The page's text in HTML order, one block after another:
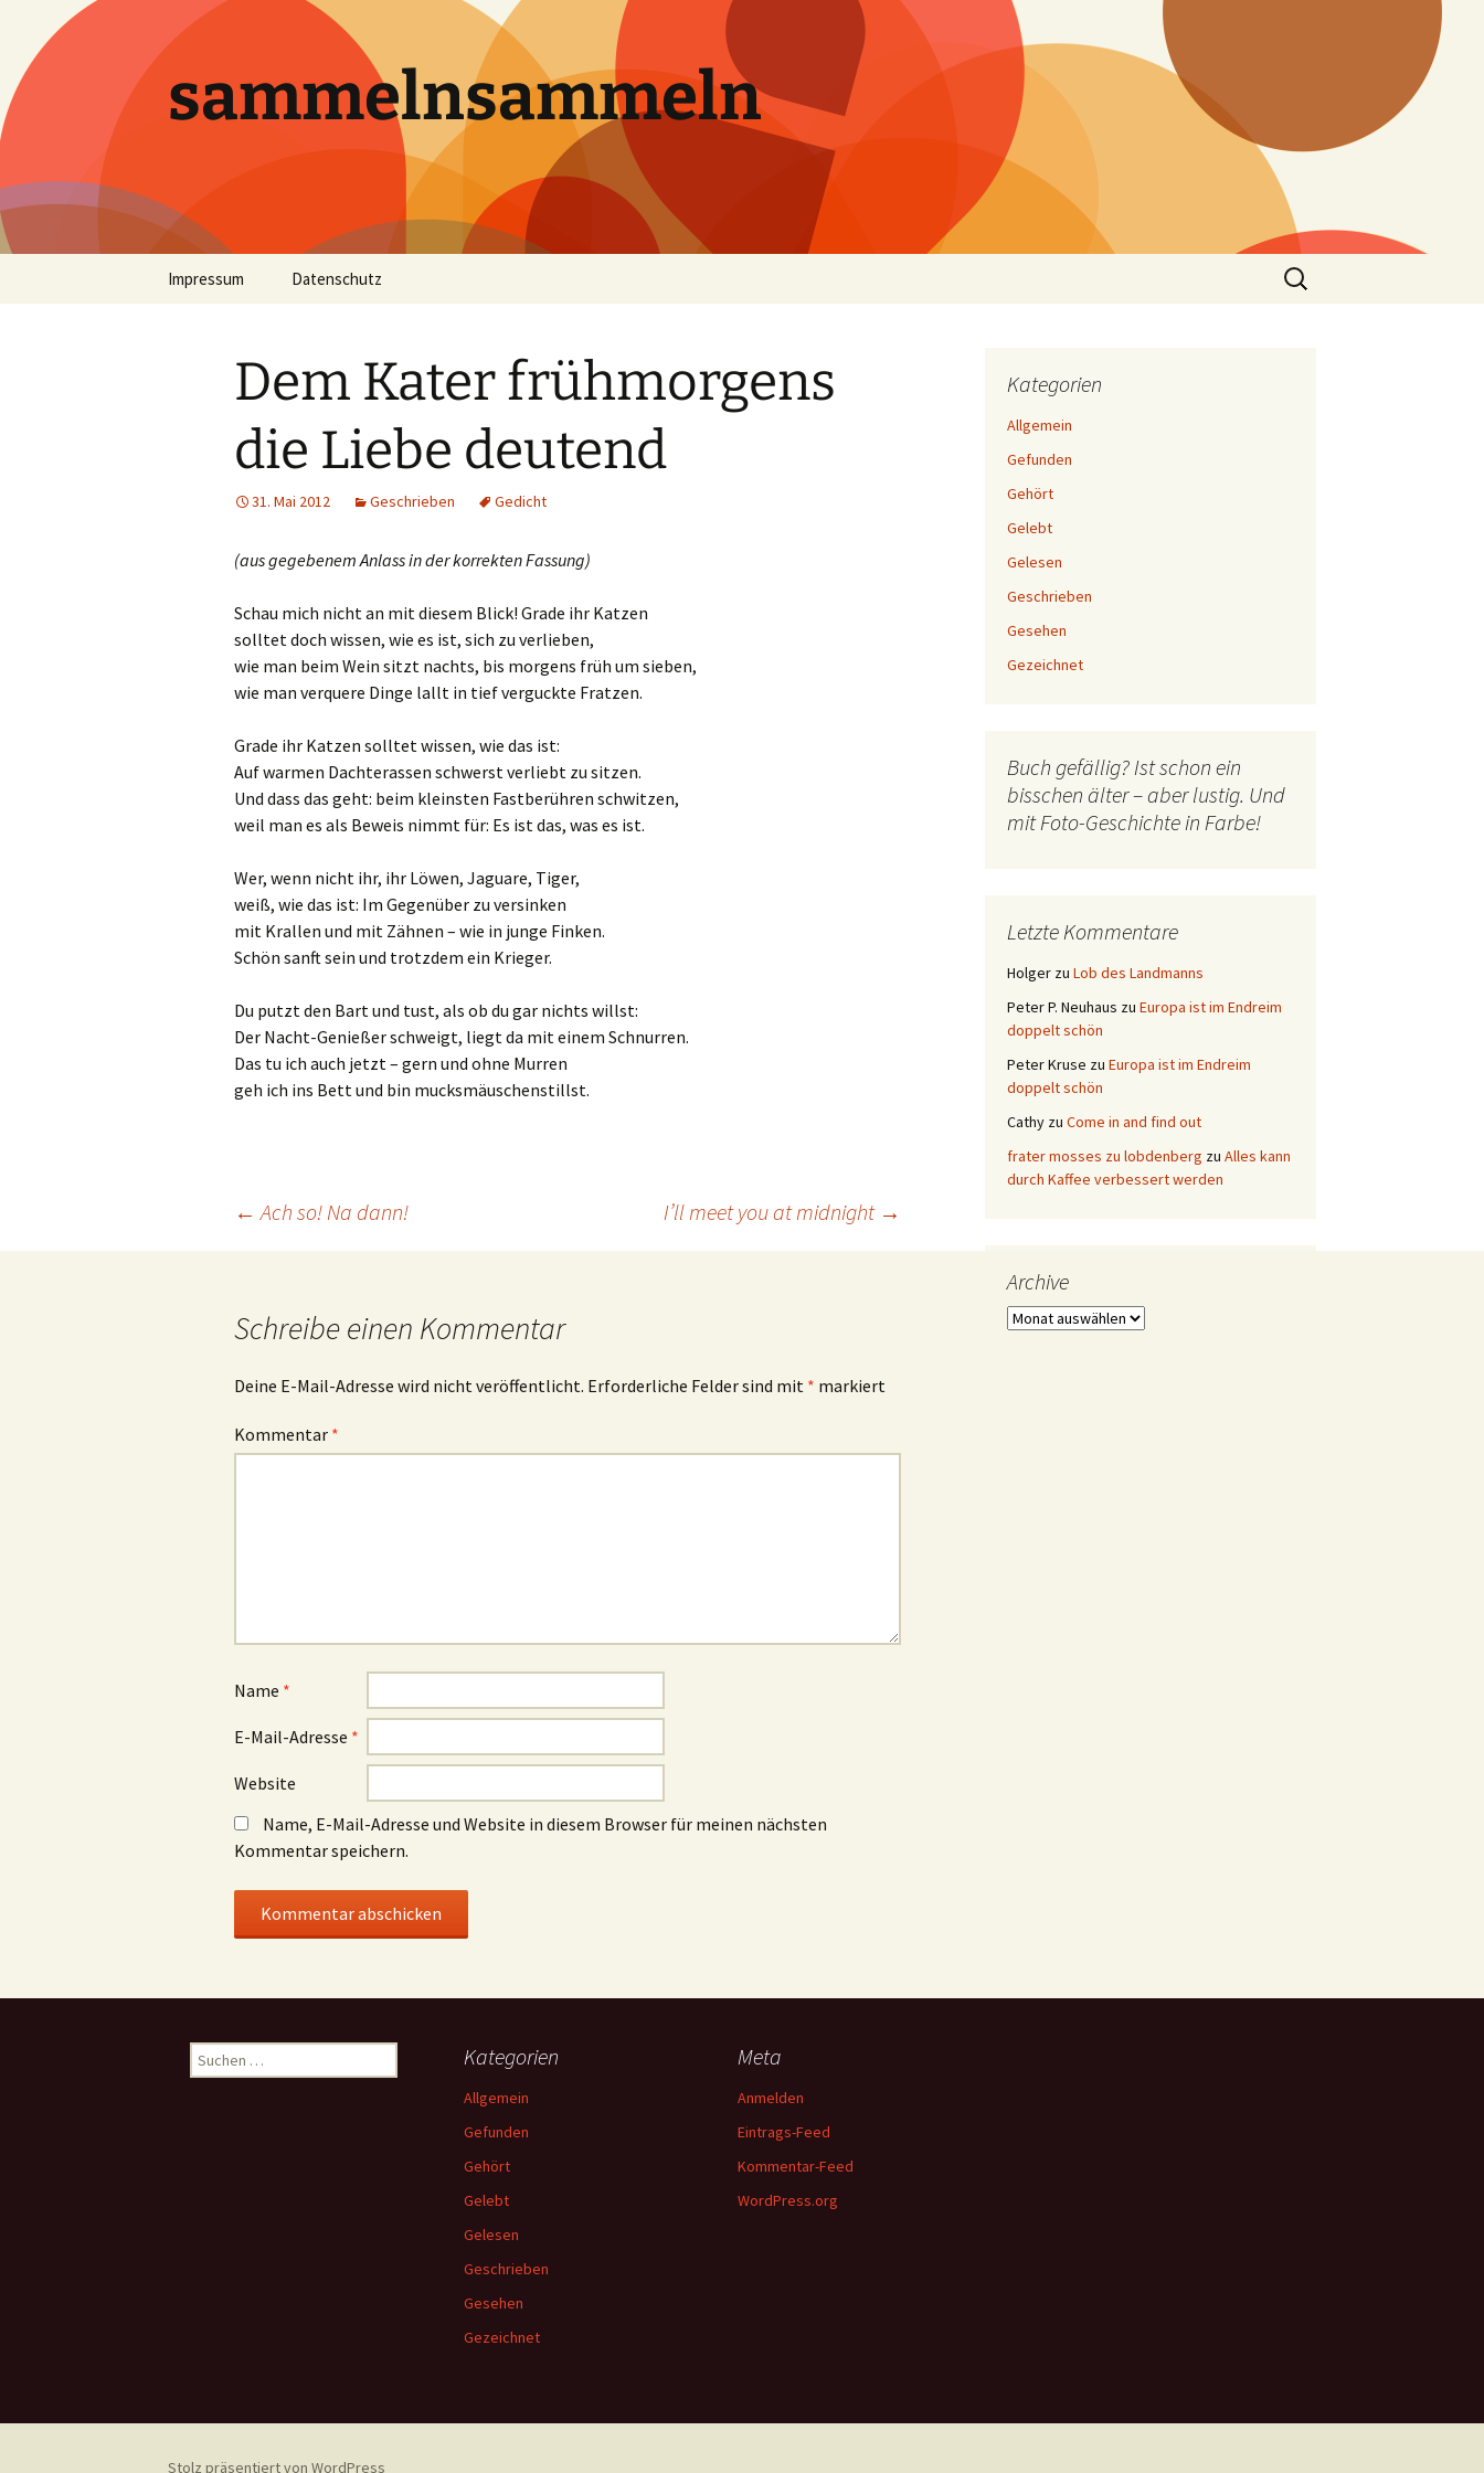
sammelnsammeln
Inhalt
Impressum Datenschutz
Suchen
nach:
Dem Kater frühmorgens
die Liebe deutend
31. Mai 2012 Geschrieben Gedicht
(aus gegebenem Anlass in der korrekten Fassung)
Schau mich nicht an mit diesem Blick! Grade ihr Katzen
solltet doch wissen, wie es ist, sich zu verlieben,
wie man beim Wein sitzt nachts, bis morgens früh um sieben,
wie man verquere Dinge lallt in tief verguckte Fratzen.
Grade ihr Katzen solltet wissen, wie das ist:
Auf warmen Dachterassen schwerst verliebt zu sitzen.
Und dass das geht: beim kleinsten Fastberühren schwitzen,
weil man es als Beweis nimmt für: Es ist das, was es ist.
Wer, wenn nicht ihr, ihr Löwen, Jaguare, Tiger,
weiß, wie das ist: Im Gegenüber zu versinken
mit Krallen und mit Zähnen – wie in junge Finken.
Schön sanft sein und trotzdem ein Krieger.
Du putzt den Bart und tust, als ob du gar nichts willst:
Der Nacht-Genießer schweigt, liegt da mit einem Schnurren.
Das tu ich auch jetzt – gern und ohne Murren
geh ich ins Bett und bin mucksmäuschenstillst.
← Ach so! Na dann! I’ll meet you at midnight →
Schreibe einen Kommentar
Deine E-Mail-Adresse wird nicht veröffentlicht. Erforderliche Felder sind mit * markiert
Kommentar *
Name *
E-Mail-Adresse *
Website
Name, E-Mail-Adresse und Website in diesem Browser für meinen nächsten
Kommentar speichern.
Kategorien
Allgemein
Gefunden
Gehört
Gelebt
Gelesen
Geschrieben
Gesehen
Gezeichnet
Buch gefällig? Ist schon ein
bisschen älter – aber lustig. Und
mit Foto-Geschichte in Farbe!
Letzte Kommentare
Holger zu Lob des Landmanns
Peter P. Neuhaus zu Europa ist im Endreim
doppelt schön
Peter Kruse zu Europa ist im Endreim
doppelt schön
Cathy zu Come in and find out
frater mosses zu lobdenberg zu Alles kann
durch Kaffee verbessert werden
Archive
Archive
Suchen
nach:
Kategorien
Allgemein
Gefunden
Gehört
Gelebt
Gelesen
Geschrieben
Gesehen
Gezeichnet
Meta
Anmelden
Eintrags-Feed
Kommentar-Feed
WordPress.org
Stolz präsentiert von WordPress